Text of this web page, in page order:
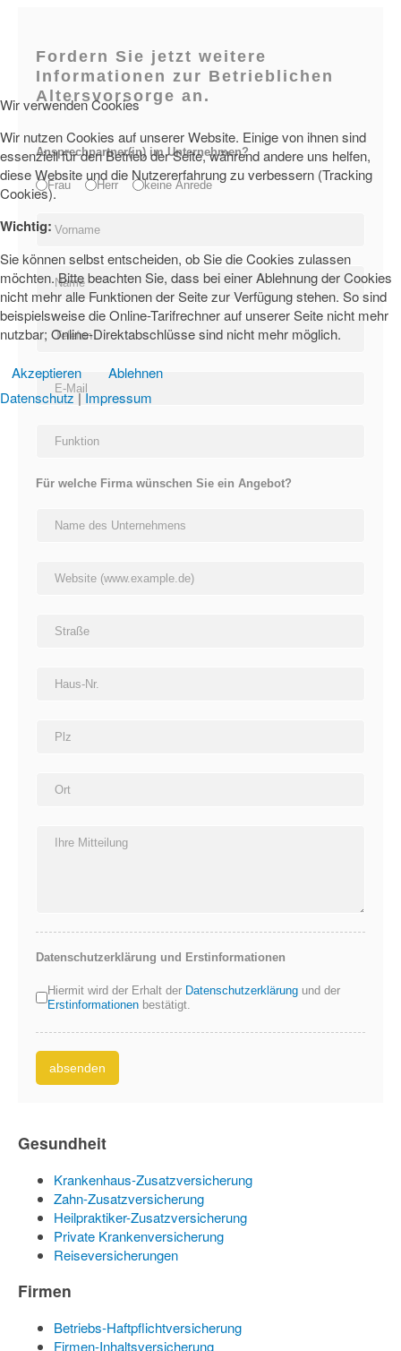
Fordern Sie jetzt weitere
Informationen zur Betrieblichen
Altersvorsorge an.
Ansprechpartner(in) im Unternehmen?
Anrede*
Frau Herr keine Anrede
Für welche Firma wünschen Sie ein Angebot?
Datenschutzerklärung und Erstinformationen
Nutzungsbedingungen*
Hiermit wird der Erhalt der Datenschutzerklärung und der
Erstinformationen bestätigt.
absenden
Gesundheit
Krankenhaus-Zusatzversicherung
Zahn-Zusatzversicherung
Heilpraktiker-Zusatzversicherung
Private Krankenversicherung
Reiseversicherungen
Firmen
Betriebs-Haftpflichtversicherung
Firmen-Inhaltsversicherung
Wir verwenden Cookies
Wir nutzen Cookies auf unserer Website. Einige von ihnen sind
essenziell für den Betrieb der Seite, während andere uns helfen,
diese Website und die Nutzererfahrung zu verbessern (Tracking
Cookies).
Wichtig:
Sie können selbst entscheiden, ob Sie die Cookies zulassen
möchten. Bitte beachten Sie, dass bei einer Ablehnung der Cookies
nicht mehr alle Funktionen der Seite zur Verfügung stehen. So sind
beispielsweise die Online-Tarifrechner auf unserer Seite nicht mehr
nutzbar; Online-Direktabschlüsse sind nicht mehr möglich.
Akzeptieren
Ablehnen
Datenschutz|Impressum